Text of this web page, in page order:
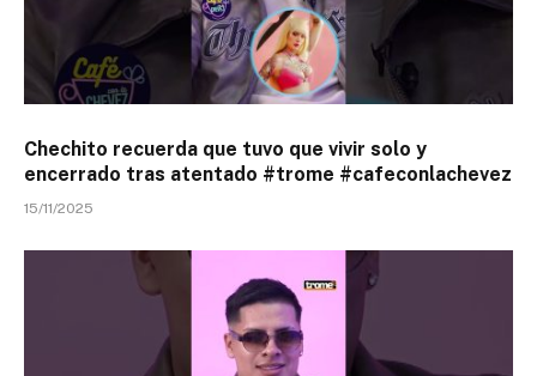
Chechito recuerda que tuvo que vivir solo y
encerrado tras atentado #trome #cafeconlachevez
15/11/2025